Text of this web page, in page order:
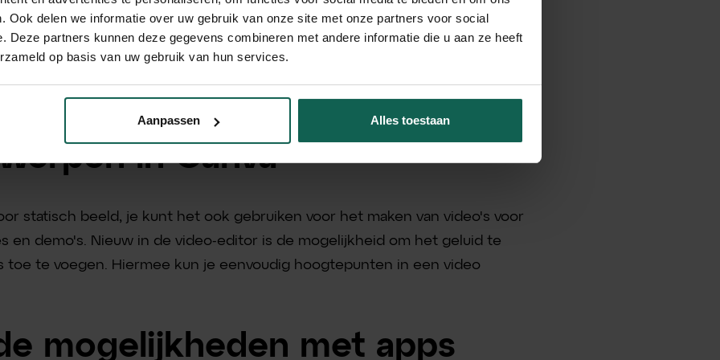
Ook delen we informatie over uw gebruik van onze site met onze partners voor social
Deze partners kunnen deze gegevens combineren met andere informatie die u aan ze heeft
op basis van uw gebruik van hun services.
Aanpassen Alles toestaan
en video's middels AI in Canva is niet nieuw. Wat wel nieuw is, is de
in Canva
statisch beeld, je kunt het ook gebruiken voor het maken van video's voor
en demo's. Nieuw in de video-editor is de mogelijkheid om het geluid te
toe te voegen. Hiermee kun je eenvoudig hoogtepunten in een video
mogelijkheden met apps